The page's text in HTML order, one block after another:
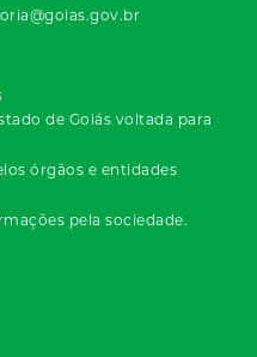
de Goiás voltada para
órgãos e entidades
pela sociedade.